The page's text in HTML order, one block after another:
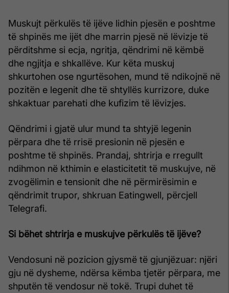
Muskujt përkulës të ijëve lidhin pjesën e poshtme
të shpinës me ijët dhe marrin pjesë në lëvizje të
përditshme si ecja, ngritja, qëndrimi në këmbë
dhe ngjitja e shkallëve. Kur këta muskuj
shkurtohen ose ngurtësohen, mund të ndikojnë në
pozitën e legenit dhe të shtyllës kurrizore, duke
shkaktuar parehati dhe kufizim të lëvizjes.
Qëndrimi i gjatë ulur mund ta shtyjë legenin
përpara dhe të rrisë presionin në pjesën e
poshtme të shpinës. Prandaj, shtrirja e rregullt
ndihmon në kthimin e elasticitetit të muskujve, në
zvogëlimin e tensionit dhe në përmirësimin e
qëndrimit trupor, shkruan Eatingwell, përcjell
Telegrafi.
Si bëhet shtrirja e muskujve përkulës të ijëve?
Vendosuni në pozicion gjysmë të gjunjëzuar: njëri
gju në dysheme, ndërsa këmba tjetër përpara, me
shputën të vendosur në tokë. Trupi duhet të